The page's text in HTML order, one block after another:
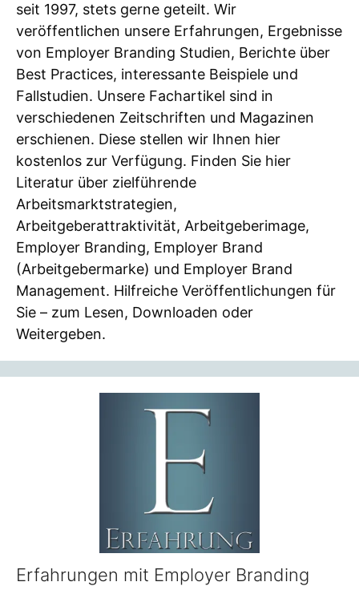
seit 1997, stets gerne geteilt. Wir
veröffentlichen unsere Erfahrungen, Ergebnisse
von Employer Branding Studien, Berichte über
Best Practices, interessante Beispiele und
Fallstudien. Unsere Fachartikel sind in
verschiedenen Zeitschriften und Magazinen
erschienen. Diese stellen wir Ihnen hier
kostenlos zur Verfügung. Finden Sie hier
Literatur über zielführende
Arbeitsmarktstrategien,
Arbeitgeberattraktivität, Arbeitgeberimage,
Employer Branding, Employer Brand
(Arbeitgebermarke) und Employer Brand
Management. Hilfreiche Veröffentlichungen für
Sie – zum Lesen, Downloaden oder
Weitergeben.
Erfahrungen mit Employer Branding